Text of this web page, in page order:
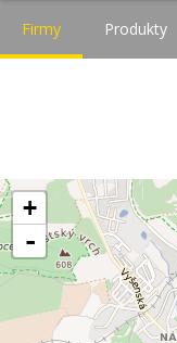
Firmy Produkty
+
-